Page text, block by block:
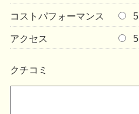
コストパフォーマンス 5
アクセス 5
クチコミ